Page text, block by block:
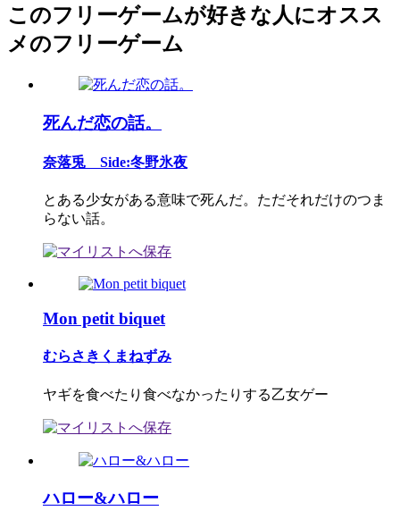
このフリーゲームが好きな人にオスス
メのフリーゲーム
死んだ恋の話。
奈落兎 Side:冬野氷夜
とある少女がある意味で死んだ。ただそれだけのつま
らない話。
Mon petit biquet
むらさきくまねずみ
ヤギを食べたり食べなかったりする乙女ゲー
ハロー&ハロー